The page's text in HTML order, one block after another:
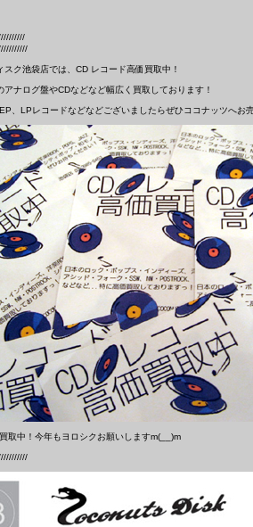
スク池袋店では、CD レコード高価買取中！
アナログ盤やCDなどなど幅広く買取しております！
、LPレコードなどなどございましたらぜひココナッツへお
取中！今年もヨロシクお願いしますm(__)m